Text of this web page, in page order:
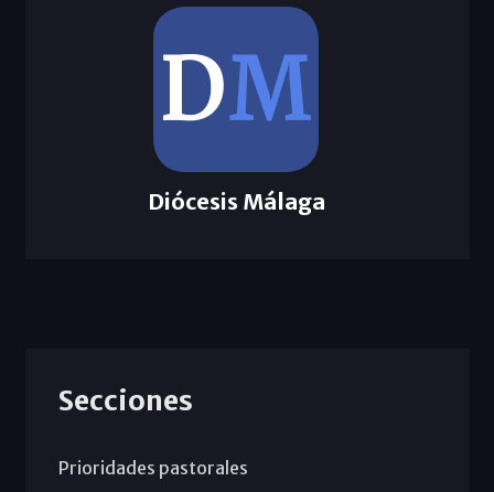
Diócesis Málaga
Secciones
Prioridades pastorales